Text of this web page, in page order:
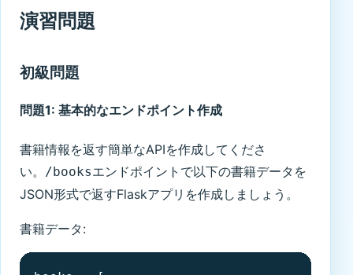
演習問題
初級問題
問題1: 基本的なエンドポイント作成
書籍情報を返す簡単なAPIを作成してくださ
い。
/booksエンドポイントで以下の書籍データを
JSON形式で返すFlaskアプリを作成しましょう。
書籍データ: